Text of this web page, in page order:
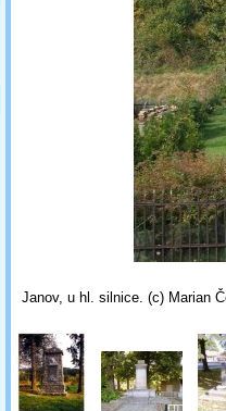
Janov, u hl. silnice. (c) Marian